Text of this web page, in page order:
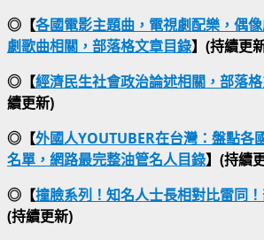
◎【各國電影主題曲，電視劇配樂，偶
劇歌曲相關，部落格文章目錄】(持續更
◎【經濟民生社會政治論述相關，部落
續更新)
◎【外國人YOUTUBER在台灣：盤點各
名單，網路最完整油管名人目錄】(持續
◎【撞臉系列！知名人士長相對比雷同
(持續更新)